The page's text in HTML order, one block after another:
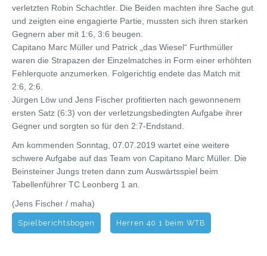
verletzten Robin Schachtler. Die Beiden machten ihre Sache gut
und zeigten eine engagierte Partie, mussten sich ihren starken
Gegnern aber mit 1:6, 3:6 beugen.
Capitano Marc Müller und Patrick „das Wiesel“ Furthmüller
waren die Strapazen der Einzelmatches in Form einer erhöhten
Fehlerquote anzumerken. Folgerichtig endete das Match mit
2:6, 2:6.
Jürgen Löw und Jens Fischer profitierten nach gewonnenem
ersten Satz (6:3) von der verletzungsbedingten Aufgabe ihrer
Gegner und sorgten so für den 2:7-Endstand.
Am kommenden Sonntag, 07.07.2019 wartet eine weitere
schwere Aufgabe auf das Team von Capitano Marc Müller. Die
Beinsteiner Jungs treten dann zum Auswärtsspiel beim
Tabellenführer TC Leonberg 1 an.
(Jens Fischer / maha)
Spielberichtsbogen Herren 40 1 beim WTB